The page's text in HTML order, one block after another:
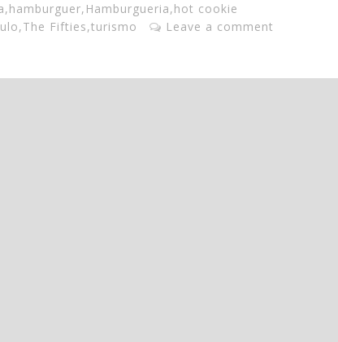
,hamburguer, Hamburgueria,hot cookie
,The Fifties,turismo Leave a comment